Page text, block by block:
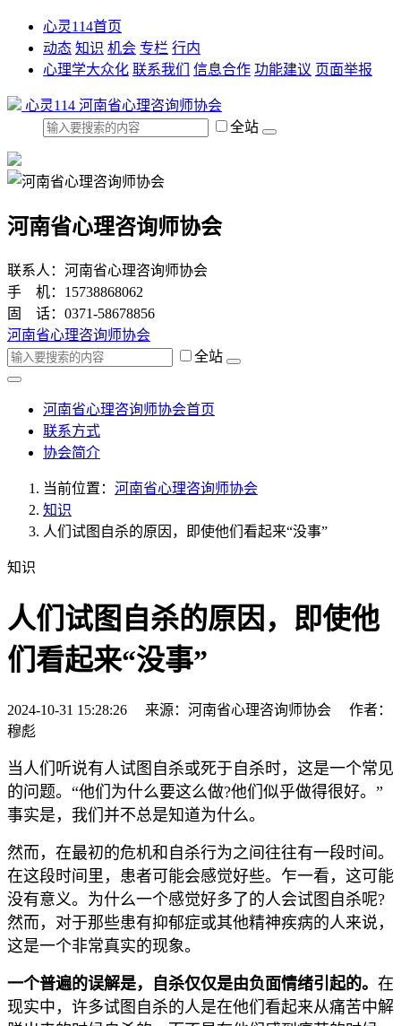
心灵114首页
动态 知识 机会 专栏 行内
心理学大众化 联系我们 信息合作 功能建议 页面举报
心灵114 河南省心理咨询师协会
全站
河南省心理咨询师协会
联系人：河南省心理咨询师协会
手 机：15738868062
固 话：0371-58678856
河南省心理咨询师协会
全站
河南省心理咨询师协会首页
联系方式
协会简介
当前位置： 河南省心理咨询师协会
知识
人们试图自杀的原因，即使他们看起来“没事”
知识
人们试图自杀的原因，即使他
们看起来“没事”
2024-10-31 15:28:26 来源：河南省心理咨询师协会 作者：
穆彪
当人们听说有人试图自杀或死于自杀时，这是一个常见
的问题。“他们为什么要这么做?他们似乎做得很好。”
事实是，我们并不总是知道为什么。
然而，在最初的危机和自杀行为之间往往有一段时间。
在这段时间里，患者可能会感觉好些。乍一看，这可能
没有意义。为什么一个感觉好多了的人会试图自杀呢?
然而，对于那些患有抑郁症或其他精神疾病的人来说，
这是一个非常真实的现象。
一个普遍的误解是，自杀仅仅是由负面情绪引起的。 在
现实中，许多试图自杀的人是在他们看起来从痛苦中解